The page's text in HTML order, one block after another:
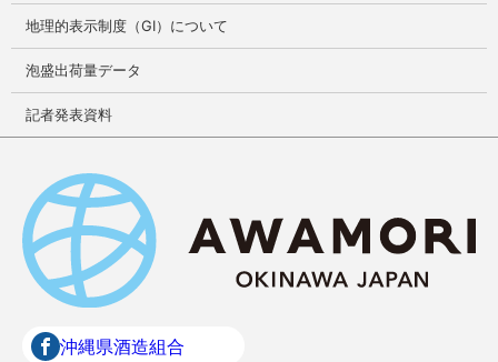
地理的表示制度（GI）について
泡盛出荷量データ
記者発表資料
沖縄県酒造組合